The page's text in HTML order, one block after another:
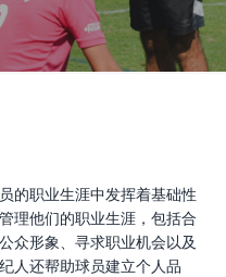
的职业生涯中发挥着基础性
理他们的职业生涯，包括合
众形象、寻求职业机会以及
人还帮助球员建立个人品